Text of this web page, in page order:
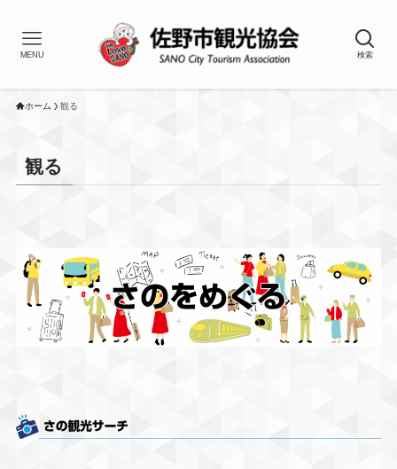
検索
MENU
ホーム 観る
観る